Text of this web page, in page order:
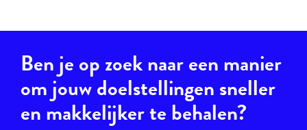
Ben je op zoek naar een manier
om jouw doelstellingen sneller
en makkelijker te behalen?